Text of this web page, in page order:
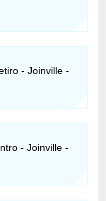
- Joinville -
- Joinville -